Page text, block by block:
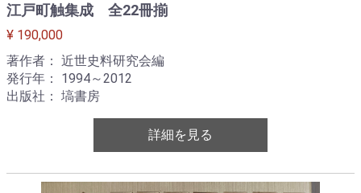
江戸町触集成 全22冊揃
¥ 190,000
著作者： 近世史料研究会編
発行年： 1994～2012
出版社： 塙書房
詳細を見る